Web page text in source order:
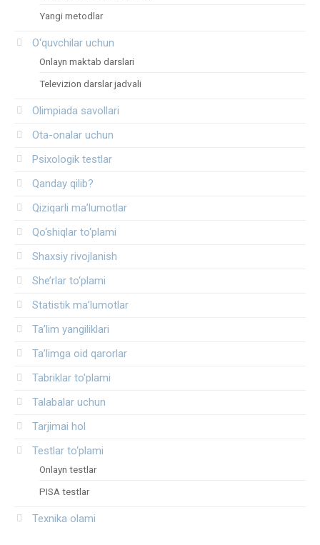
Yangi metodlar
O‘quvchilar uchun
Onlayn maktab darslari
Televizion darslar jadvali
Olimpiada savollari
Ota-onalar uchun
Psixologik testlar
Qanday qilib?
Qiziqarli ma’lumotlar
Qo‘shiqlar to‘plami
Shaxsiy rivojlanish
She’rlar to‘plami
Statistik ma’lumotlar
Ta’lim yangiliklari
Ta’limga oid qarorlar
Tabriklar to'plami
Talabalar uchun
Tarjimai hol
Testlar to‘plami
Onlayn testlar
PISA testlar
Texnika olami